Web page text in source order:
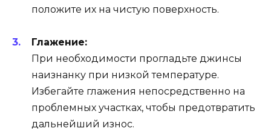
положите их на чистую поверхность.
Глажение:
При необходимости прогладьте джинсы
наизнанку при низкой температуре.
Избегайте глажения непосредственно на
проблемных участках, чтобы предотвратить
дальнейший износ.